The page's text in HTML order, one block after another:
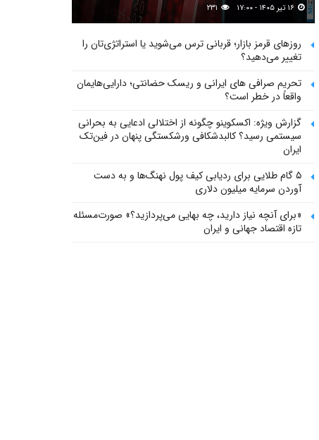
روزهای قرمز بازار؛ قربانی ترس می‌شوید یا استراتژی‌تان را
تغییر می‌دهید؟
تحریم صرافی های ایرانی و ریسک حضانتی؛ دارایی‌هایمان
واقعاً در خطر است؟
گزارش ویژه: اکسکوینو چگونه از اختلالی ادعایی به بحرانی
سیستمی رسید؟ کالبدشکافی ورشکستگی پنهان در فین‌تک
ایران
۵ گام طلایی برای ردیابی کیف پول‌ نهنگ‌ها و به دست
آوردن سرمایه میلیون دلاری
«برای آنچه نیاز دارید، چه بهایی می‌پردازید؟» صورت‌مسئله
تازه اقتصاد جهانی و ایران